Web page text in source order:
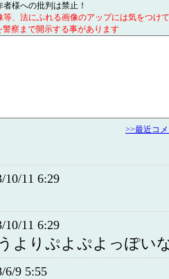
様への批判は禁止！
、法にふれる画像のアップには気をつけ
察まで開示する事があります
>>最近コ
10/11 6:29
10/11 6:29
よりぷよぷよっぽ
6/9 5:55